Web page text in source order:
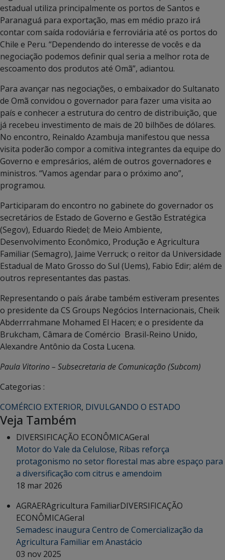
estadual utiliza principalmente os portos de Santos e
Paranaguá para exportação, mas em médio prazo irá
contar com saída rodoviária e ferroviária até os portos do
Chile e Peru. “Dependendo do interesse de vocês e da
negociação podemos definir qual seria a melhor rota de
escoamento dos produtos até Omã”, adiantou.
Para avançar nas negociações, o embaixador do Sultanato
de Omã convidou o governador para fazer uma visita ao
país e conhecer a estrutura do centro de distribuição, que
já recebeu investimento de mais de 20 bilhões de dólares.
No encontro, Reinaldo Azambuja manifestou que nessa
visita poderão compor a comitiva integrantes da equipe do
Governo e empresários, além de outros governadores e
ministros. “Vamos agendar para o próximo ano”,
programou.
Participaram do encontro no gabinete do governador os
secretários de Estado de Governo e Gestão Estratégica
(Segov), Eduardo Riedel; de Meio Ambiente,
Desenvolvimento Econômico, Produção e Agricultura
Familiar (Semagro), Jaime Verruck; o reitor da Universidade
Estadual de Mato Grosso do Sul (Uems), Fabio Edir; além de
outros representantes das pastas.
Representando o país árabe também estiveram presentes
o presidente da CS Groups Negócios Internacionais, Cheik
Abderrrahmane Mohamed El Hacen; e o presidente da
Brukcham, Câmara de Comércio Brasil-Reino Unido,
Alexandre Antônio da Costa Lucena.
Paula Vitorino – Subsecretaria de Comunicação (Subcom)
Categorias :
COMÉRCIO EXTERIOR, DIVULGANDO O ESTADO
Veja Também
DIVERSIFICAÇÃO ECONÔMICAGeral
Motor do Vale da Celulose, Ribas reforça
protagonismo no setor florestal mas abre espaço para
a diversificação com citrus e amendoim
18 mar 2026
AGRAERAgricultura FamiliarDIVERSIFICAÇÃO
ECONÔMICAGeral
Semadesc inaugura Centro de Comercialização da
Agricultura Familiar em Anastácio
03 nov 2025